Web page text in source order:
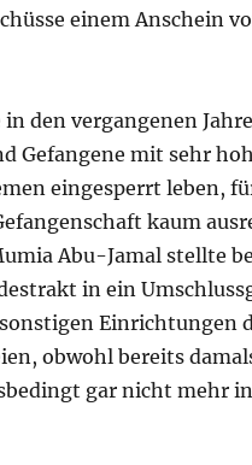
einem Anschein
den vergangenen
Gefangene mit sehr
eingesperrt leben,
kaum
Abu-Jamal stellte
in ein
Einrichtungen
obwohl bereits
gar nicht mehr